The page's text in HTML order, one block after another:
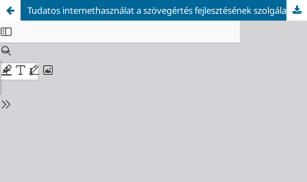
Tudatos internethasználat a szövegértés fejlesztésének szolgálatában